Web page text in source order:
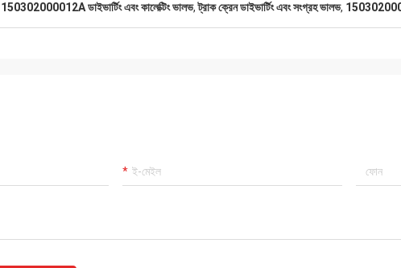
150302000012A ডাইভার্টিং এবং কালেক্টিং ভালভ,ট্রাক ক্রেন ডাইভার্টিং এবং সংগ্রহ ভালভ,